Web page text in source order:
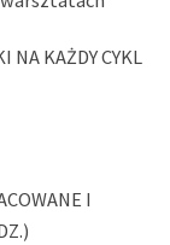
NA KAŻDY CYKL
I